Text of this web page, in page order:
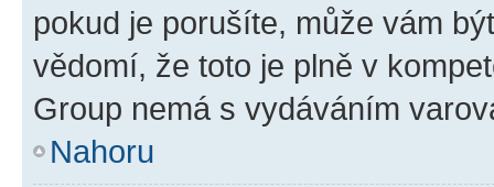
pokud je porušíte, může vám
vědomí, že toto je plně v
Group nemá s vydáváním
Nahoru